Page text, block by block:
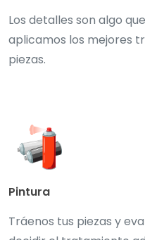
Los detalles son algo
aplicamos los mejores
piezas.
Pintura
Tráenos tus piezas y